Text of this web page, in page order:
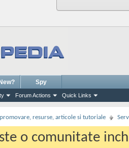
Forum Actions Quick Links
Spy
resurse, articole si tutoriale
o comunitate